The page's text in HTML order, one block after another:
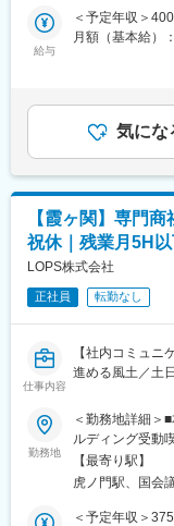
・月の第4・5土
／第5土曜のみ
■当社について：
カワサキグルー
るために、多角
は、顧客のニー
改善のためのコ
化の推進を通じ
ます。働きやす
の一つです。
物流手配をご担
いた調達機能を
注管理、在庫確
ます。ホームセ
関係各所と連携
■組織構成
配属先は部長以
幅広い年代の社
調達・営業事務
ンバーが在籍し
いただける環境
取引先とも関係
■ポジションの魅
・花や植物に関
働くことができ
つけられる環境で
・将来的には輸
■当社について
給与
＜予定年収＞
月額（基本給）
ます。月給(月
気にな
【霞ヶ関】専門
祝休｜残業月5H
LOPS株式会社
正社員 転勤なし
仕事内容
【社内コミュニ
進める風土／土
■ＬＯＰＳ株式
当社は、食品や
社で、企業同士
じて安定的に事
を受けながら安
勤務地
＜勤務地詳細＞
ルディング受動
【最寄り駅】
虎ノ門駅、国会
＜予定年収＞